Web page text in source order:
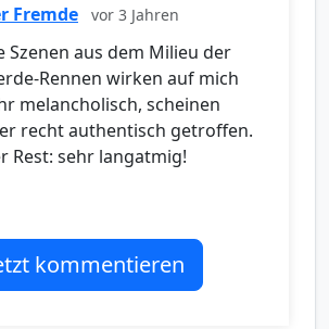
Fremde vor 3 Jahren
Szenen aus dem Milieu der
Rennen wirken auf mich
melancholisch, scheinen
recht authentisch getroffen.
Rest: sehr langatmig!
kommentieren